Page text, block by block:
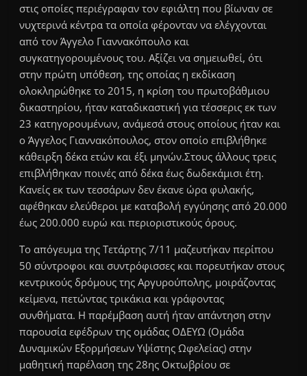
στις οποίες περιέγραφαν τον εφιάλτη που βίωναν σε
νυχτερινά κέντρα τα οποία φέρονταν να ελέγχονται
από τον Άγγελο Γιαννακόπουλο και
συγκατηγορουμένους του. Αξίζει να σημειωθεί, ότι
στην πρώτη υπόθεση, της οποίας η εκδίκαση
ολοκληρώθηκε το 2015, η κρίση του πρωτοβάθμιου
δικαστηρίου, ήταν καταδικαστική για τέσσερις εκ των
23 κατηγορουμένων, ανάμεσά στους οποίους ήταν και
ο Άγγελος Γιαννακόπουλος, στον οποίο επιβλήθηκε
κάθειρξη δέκα ετών και έξι μηνών.Στους άλλους τρεις
επιβλήθηκαν ποινές από δέκα έως δωδεκάμισι έτη.
Κανείς εκ των τεσσάρων δεν έκανε ώρα φυλακής,
αφέθηκαν ελεύθεροι με καταβολή εγγύησης από 20.000
έως 200.000 ευρώ και περιοριστικούς όρους.
Το απόγευμα της Τετάρτης 7/11 μαζευτήκαν περίπου
50 σύντροφοι και συντρόφισσες και πορευτήκαν στους
κεντρικούς δρόμους της Αργυρούπολης, μοιράζοντας
κείμενα, πετώντας τρικάκια και γράφοντας
συνθήματα. Η παρέμβαση αυτή ήταν απάντηση στην
παρουσία εφέδρων της ομάδας ΟΔΕΥΩ (Ομάδα
Δυναμικών Εξορμήσεων Υψίστης Ωφελείας) στην
μαθητική παρέλαση της 28ης Οκτωβρίου σε